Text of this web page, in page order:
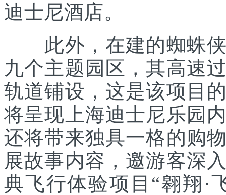
迪士尼酒店。
此外，在建的蜘蛛侠
九个主题园区，其高速
轨道铺设，这是该项目
将呈现上海迪士尼乐园
还将带来独具一格的购
展故事内容，邀游客深
典飞行体验项目“翱翔·